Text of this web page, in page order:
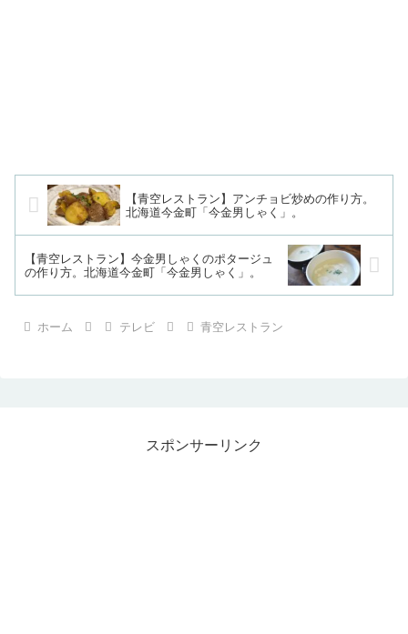
【青空レストラン】アンチョビ炒めの作り方。
北海道今金町「今金男しゃく」。
【青空レストラン】今金男しゃくのポタージュ
の作り方。北海道今金町「今金男しゃく」。
ホーム テレビ 青空レストラン
スポンサーリンク